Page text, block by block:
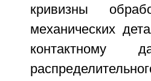
кривизны
механических
контактному